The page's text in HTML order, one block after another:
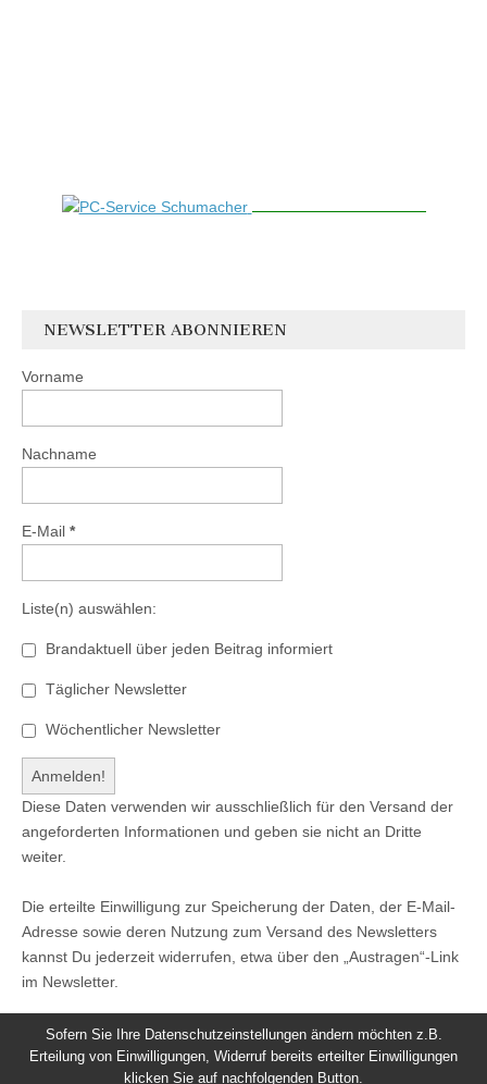
NEWSLETTER ABONNIEREN
Vorname
Nachname
E-Mail *
Liste(n) auswählen:
Brandaktuell über jeden Beitrag informiert
Täglicher Newsletter
Wöchentlicher Newsletter
Diese Daten verwenden wir ausschließlich für den Versand der
angeforderten Informationen und geben sie nicht an Dritte
weiter.
Die erteilte Einwilligung zur Speicherung der Daten, der E-Mail-
Adresse sowie deren Nutzung zum Versand des Newsletters
kannst Du jederzeit widerrufen, etwa über den „Austragen“-Link
im Newsletter.
Sofern Sie Ihre Datenschutzeinstellungen ändern möchten z.B.
Erteilung von Einwilligungen, Widerruf bereits erteilter Einwilligungen
klicken Sie auf nachfolgenden Button.